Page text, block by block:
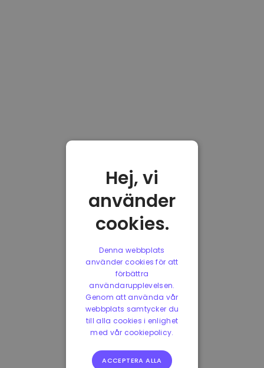
Hej, vi
använder
cookies.
Denna webbplats
använder cookies för att
förbättra
användarupplevelsen.
Genom att använda vår
webbplats samtycker du
till alla cookies i enlighet
med vår cookiepolicy.
ACCEPTERA ALLA